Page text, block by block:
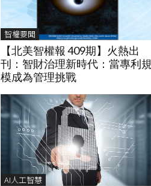
智權要聞
【北美智權報 409期】火熱出
刊：智財治理新時代：當專利規
模成為管理挑戰
AI人工智慧